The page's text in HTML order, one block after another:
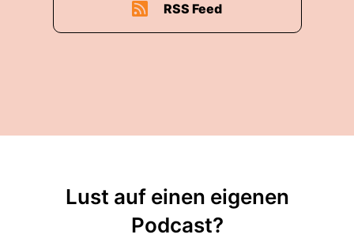
RSS Feed
Lust auf einen eigenen
Podcast?